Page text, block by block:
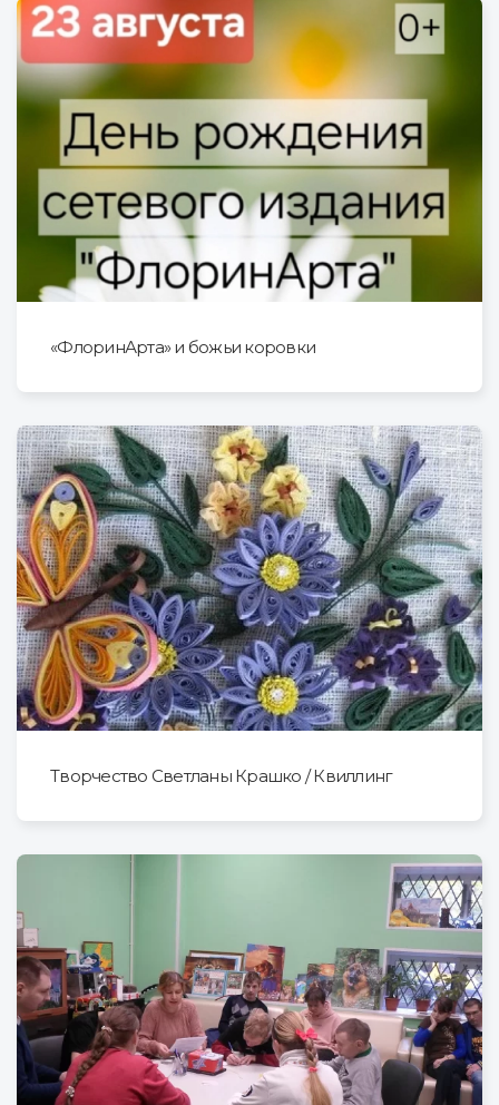
«ФлоринАрта» и божьи коровки
Творчество Светланы Крашко / Квиллинг